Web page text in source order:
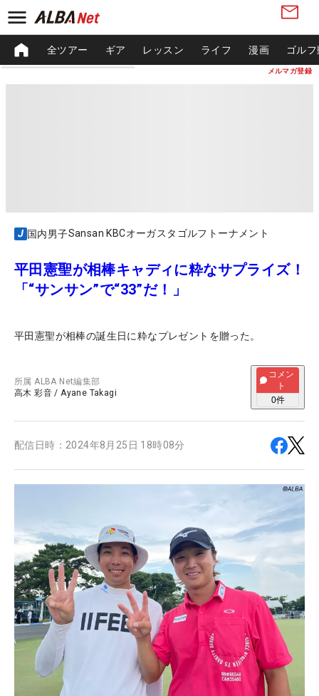
メルマガ登録
全ツアー ギア レッスン ライフ 漫画 ゴル
国内男子Sansan KBCオーガスタゴルフトーナメント
平田憲聖が相棒キャディに粋なサプライズ！
「“サンサン”で“33”だ！」
平田憲聖が相棒の誕生日に粋なプレゼントを贈った。
所属ALBA Net編集部
高木 彩音 /Ayane Takagi
コメン
ト
0件
配信日時： 2024年8月25日 18時08分